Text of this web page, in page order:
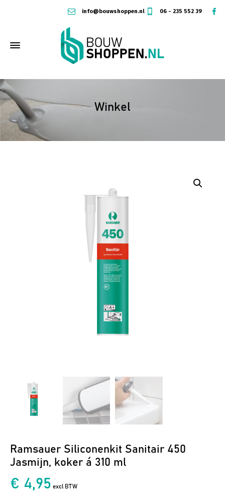
info@bouwshoppen.nl 06 - 235 552 39
Winkel
Ramsauer Siliconenkit Sanitair 450
Jasmijn, koker á 310 ml
€ 4,95 excl BTW